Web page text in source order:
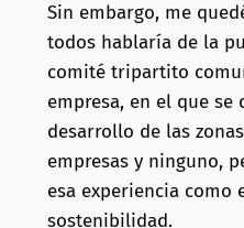
Sin embargo, me
todos hablaría de la
comité tripartito
empresa, en el que
desarrollo de las
empresas y ninguno,
esa experiencia como
sostenibilidad.